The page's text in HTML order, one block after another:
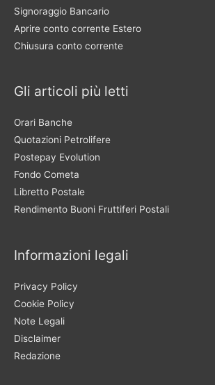
Signoraggio Bancario
Aprire conto corrente Estero
Chiusura conto corrente
Gli articoli più letti
Orari Banche
Quotazioni Petrolifere
Postepay Evolution
Fondo Cometa
Libretto Postale
Rendimento Buoni Fruttiferi Postali
Informazioni legali
Privacy Policy
Cookie Policy
Note Legali
Disclaimer
Redazione